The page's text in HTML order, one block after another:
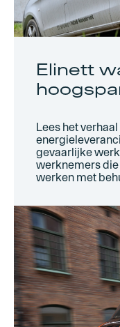
Elinett
Lees het
gevaarlijke
werknemers
werken met